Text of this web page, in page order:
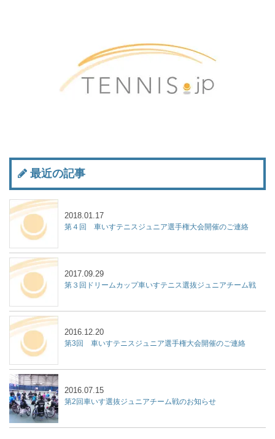
最近の記事
第４回 車いすテニスジュニア選手権大会開催のご連絡
2018.01.17
第３回ドリームカップ車いすテニス選抜ジュニアチーム戦
2017.09.29
第3回 車いすテニスジュニア選手権大会開催のご連絡
2016.12.20
第2回車いす選抜ジュニアチーム戦のお知らせ
2016.07.15